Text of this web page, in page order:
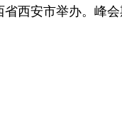
西安市举办。峰会